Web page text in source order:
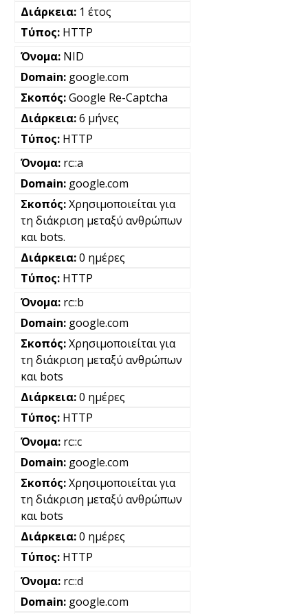
1 έτος
HTTP
NID
google.com
Google Re-Captcha
6 μήνες
HTTP
rc::a
google.com
Χρησιμοποιείται για
τη διάκριση μεταξύ ανθρώπων
και bots.
0 ημέρες
HTTP
rc::b
google.com
Χρησιμοποιείται για
τη διάκριση μεταξύ ανθρώπων
και bots
0 ημέρες
HTTP
rc::c
google.com
Χρησιμοποιείται για
τη διάκριση μεταξύ ανθρώπων
και bots
0 ημέρες
HTTP
rc::d
google.com